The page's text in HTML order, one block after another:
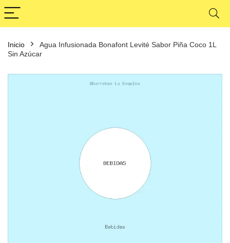
Inicio
Agua Infusionada Bonafont Levité Sabor Piña Coco 1L
Sin Azúcar